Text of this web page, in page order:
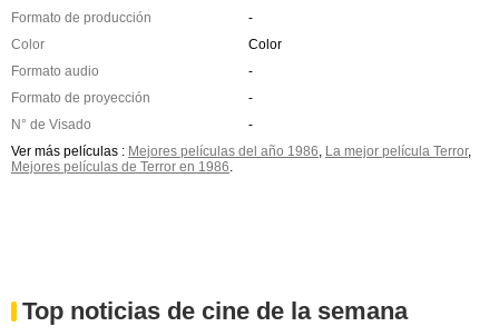
Formato de producción
-
Color
Color
Formato audio
-
Formato de proyección
-
N° de Visado
-
Ver más películas : Mejores películas del año 1986 La mejor película Terror,
Mejores películas de Terror en 1986
Top noticias de cine de la semana